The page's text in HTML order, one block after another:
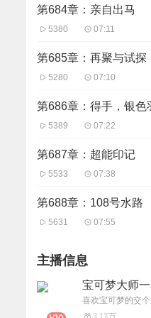
第684章：亲自出马
5380 07:11
第685章：再聚与试探
5280 07:10
第686章：得手，银色
5389 07:22
第687章：超能印记
5533 07:38
第688章：108号水路
5631 07:55
主播信息
宝可梦大师
喜欢宝可梦的交个